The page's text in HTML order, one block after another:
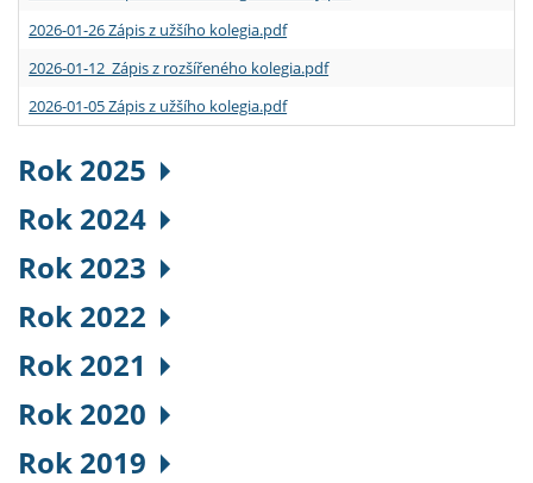
2026-01-26 Zápis z užšího kolegia.pdf
2026-01-12 Zápis z rozšířeného kolegia.pdf
2026-01-05 Zápis z užšího kolegia.pdf
Rok 2025
Rok 2024
Rok 2023
Rok 2022
Rok 2021
Rok 2020
Rok 2019